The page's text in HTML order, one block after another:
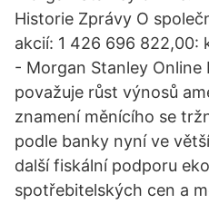
Historie Zprávy O
akcií: 1 426 696 822,00:
- Morgan Stanley Online
považuje růst výnosů
znamení měnícího se
podle banky nyní ve
další fiskální podporu
spotřebitelských cen a